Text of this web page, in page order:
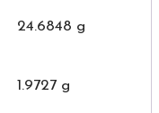
24.6848 g
1.9727 g